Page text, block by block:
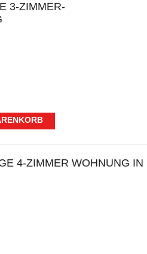
3-ZIMMER-
4-ZIMMER WOHNUNG IN B